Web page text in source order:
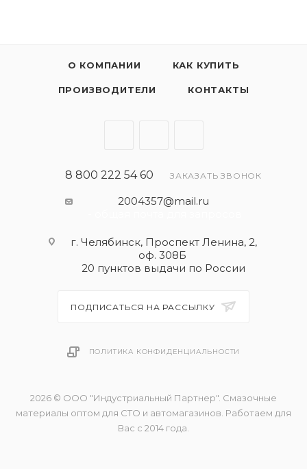
О КОМПАНИИ КАК КУПИТЬ
ПРОИЗВОДИТЕЛИ КОНТАКТЫ
8 800 222 54 60 ЗАКАЗАТЬ ЗВОНОК
2004357@mail.ru
г. Челябинск, Проспект Ленина, 2,
оф. 308Б
20 пунктов выдачи по России
ПОДПИСАТЬСЯ НА РАССЫЛКУ
ПОЛИТИКА КОНФИДЕНЦИАЛЬНОСТИ
2026 © ООО "Индустриальный Партнер". Смазочные
материалы оптом для СТО и автомагазинов. Работаем для
Вас с 2014 года.